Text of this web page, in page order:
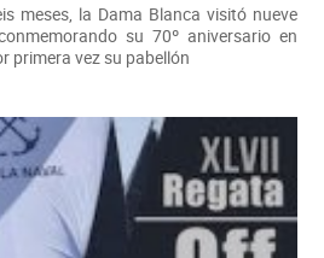
meses, la Dama Blanca visitó nueve
su 70º aniversario en
primera vez su pabellón